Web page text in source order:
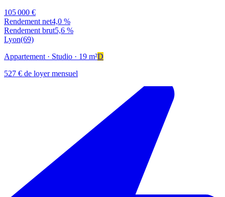
105 000 €
Rendement net4,0 %
Rendement brut5,6 %
Lyon(69)
Appartement · Studio · 19 m²D
527 € de loyer mensuel